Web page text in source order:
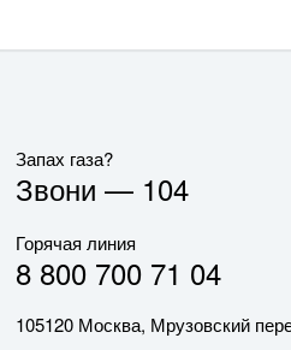
Запах газа?
Звони — 104
Горячая линия
8 800 700 71 04
105120 Москва, Мрузовский